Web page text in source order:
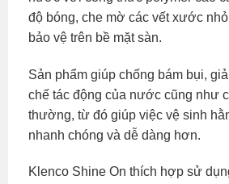
độ bóng, che mờ các vết xước
bảo vệ trên bề mặt sàn.
Sản phẩm giúp chống bám bụi,
chế tác động của nước cũng như
thường, từ đó giúp việc vệ sinh
nhanh chóng và dễ dàng hơn.
Klenco Shine On thích hợp sử